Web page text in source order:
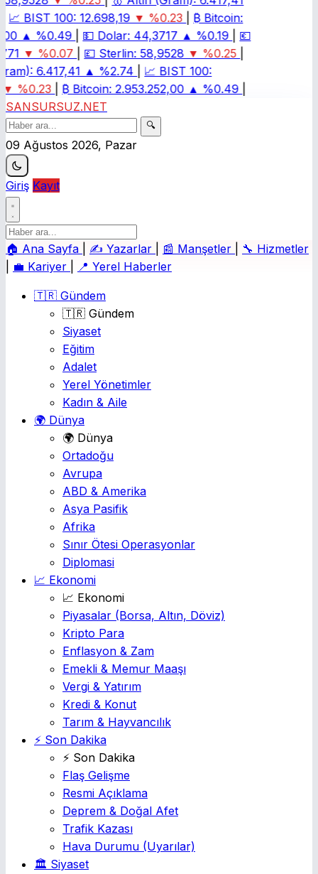
📈 BIST 100: 12.698,19 ▼ %0.23 | ₿ Bitcoin:
▲ %0.49 | 💵 Dolar: 44,3717 ▲ %0.19 |
💶
▼ %0.07 | 💷 Sterlin: 58,9528 ▼ %0.25 |
6.417,41 ▲ %2.74 | 📈 BIST 100:
%0.23 | ₿ Bitcoin: 2.953.252,00 ▲ %0.49 |
SANSURSUZ.NET
🔍
09 Ağustos 2026, Pazar
Giriş Kayıt
🏠 Ana Sayfa ✍️ Yazarlar 📰 Manşetler 🔧 Hizmetler
💼 Kariyer 📍 Yerel Haberler
🇹🇷 Gündem
🇹🇷 Gündem
Siyaset
Eğitim
Adalet
Yerel Yönetimler
Kadın & Aile
🌍 Dünya
🌍 Dünya
Ortadoğu
Avrupa
ABD & Amerika
Asya Pasifik
Afrika
Sınır Ötesi Operasyonlar
Diplomasi
📈 Ekonomi
📈 Ekonomi
Piyasalar (Borsa, Altın, Döviz)
Kripto Para
Enflasyon & Zam
Emekli & Memur Maaşı
Vergi & Yatırım
Kredi & Konut
Tarım & Hayvancılık
⚡ Son Dakika
⚡ Son Dakika
Flaş Gelişme
Resmi Açıklama
Deprem & Doğal Afet
Trafik Kazası
Hava Durumu (Uyarılar)
🏛️ Siyaset